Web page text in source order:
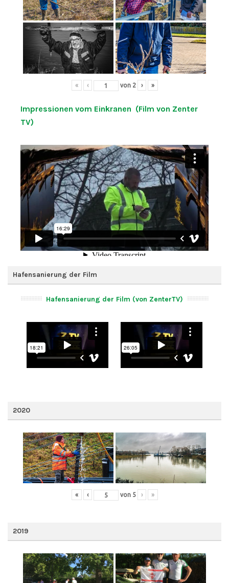
« ‹ von 2 › »
Impressionen vom Einkranen (Film von Zenter
TV)
Hafensanierung der Film
Hafensanierung der Film (von ZenterTV)
2020
« ‹ von 5 › »
2019